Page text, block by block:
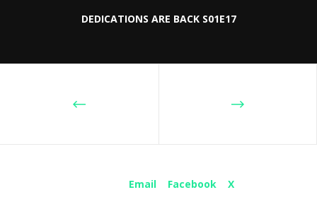
DEDICATIONS ARE BACK S01E17
Email Facebook X